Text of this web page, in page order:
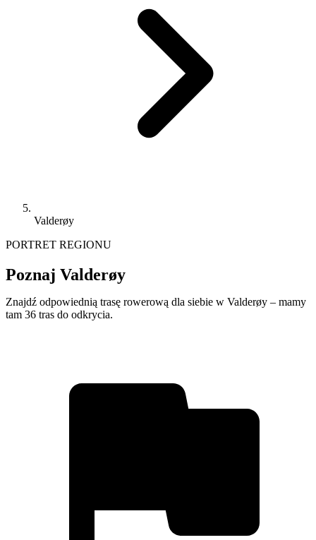
Valderøy
PORTRET REGIONU
Poznaj Valderøy
Znajdź odpowiednią trasę rowerową dla siebie w Valderøy – mamy
tam 36 tras do odkrycia.